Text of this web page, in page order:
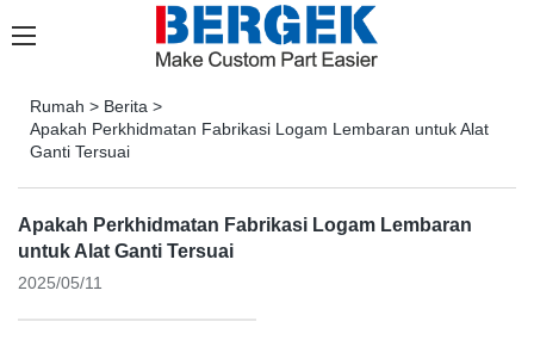
Rumah > Berita >
Apakah Perkhidmatan Fabrikasi Logam Lembaran untuk Alat
Ganti Tersuai
Apakah Perkhidmatan Fabrikasi Logam Lembaran
untuk Alat Ganti Tersuai
2025/05/11